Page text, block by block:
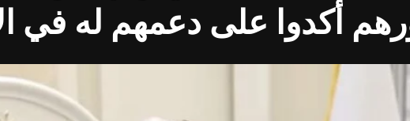
أكدوا على دعمهم له في